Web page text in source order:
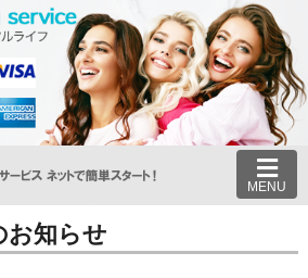
MENU
お知らせ